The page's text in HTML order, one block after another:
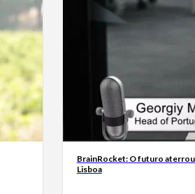
BrainRocket: O futuro
Lisboa